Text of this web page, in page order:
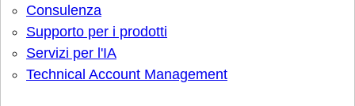
Consulenza
Supporto per i prodotti
Servizi per l'IA
Technical Account Management